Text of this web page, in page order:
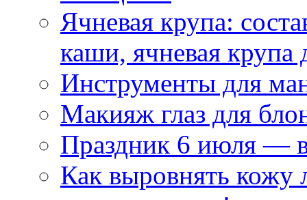
Ячневая крупа:
каши, ячневая крупа
Инструменты для
Макияж глаз для
Праздник 6 июля —
Как выровнять кожу